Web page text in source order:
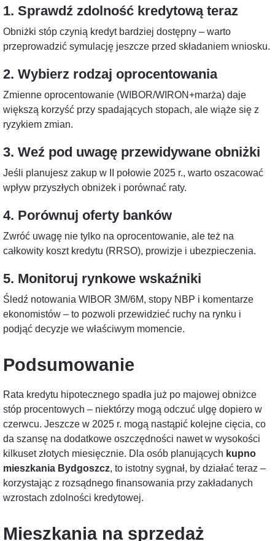
1. Sprawdź zdolność kredytową teraz
Obniżki stóp czynią kredyt bardziej dostępny – warto
przeprowadzić symulację jeszcze przed składaniem wniosku.
2. Wybierz rodzaj oprocentowania
Zmienne oprocentowanie (WIBOR/WIRON+marża) daje
większą korzyść przy spadających stopach, ale wiąże się z
ryzykiem zmian.
3. Weź pod uwagę przewidywane obniżki
Jeśli planujesz zakup w II połowie 2025 r., warto oszacować
wpływ przyszłych obniżek i porównać raty.
4. Porównuj oferty banków
Zwróć uwagę nie tylko na oprocentowanie, ale też na
całkowity koszt kredytu (RRSO), prowizje i ubezpieczenia.
5. Monitoruj rynkowe wskaźniki
Śledź notowania WIBOR 3M/6M, stopy NBP i komentarze
ekonomistów – to pozwoli przewidzieć ruchy na rynku i
podjąć decyzje we właściwym momencie.
Podsumowanie
Rata kredytu hipotecznego spadła już po majowej obniżce
stóp procentowych – niektórzy mogą odczuć ulgę dopiero w
czerwcu. Jeszcze w 2025 r. mogą nastąpić kolejne cięcia, co
da szansę na dodatkowe oszczędności nawet w wysokości
kilkuset złotych miesięcznie. Dla osób planujących kupno
mieszkania Bydgoszcz, to istotny sygnał, by działać teraz –
korzystając z rozsądnego finansowania przy zakładanych
wzrostach zdolności kredytowej.
Mieszkania na sprzedaż